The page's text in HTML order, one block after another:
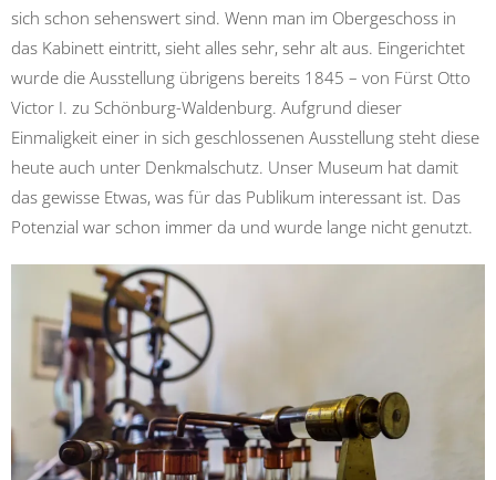
sich schon sehenswert sind. Wenn man im Obergeschoss in
das Kabinett eintritt, sieht alles sehr, sehr alt aus. Eingerichtet
wurde die Ausstellung übrigens bereits 1845 – von Fürst Otto
Victor I. zu Schönburg-Waldenburg. Aufgrund dieser
Einmaligkeit einer in sich geschlossenen Ausstellung steht diese
heute auch unter Denkmalschutz. Unser Museum hat damit
das gewisse Etwas, was für das Publikum interessant ist. Das
Potenzial war schon immer da und wurde lange nicht genutzt.